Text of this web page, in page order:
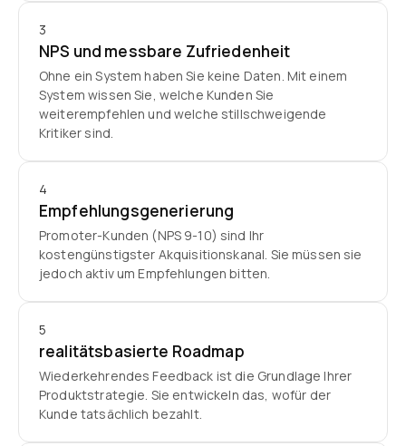
3
NPS und messbare Zufriedenheit
Ohne ein System haben Sie keine Daten. Mit einem
System wissen Sie, welche Kunden Sie
weiterempfehlen und welche stillschweigende
Kritiker sind.
4
Empfehlungsgenerierung
Promoter-Kunden (NPS 9-10) sind Ihr
kostengünstigster Akquisitionskanal. Sie müssen sie
jedoch aktiv um Empfehlungen bitten.
5
realitätsbasierte Roadmap
Wiederkehrendes Feedback ist die Grundlage Ihrer
Produktstrategie. Sie entwickeln das, wofür der
Kunde tatsächlich bezahlt.